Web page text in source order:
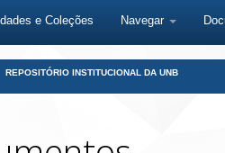
e Coleções Navegar
REPOSITÓRIO INSTITUCIONAL DA UNB